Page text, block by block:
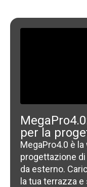
per la
MegaPro4.0 è
progettazione
da esterno.
la tua terrazza